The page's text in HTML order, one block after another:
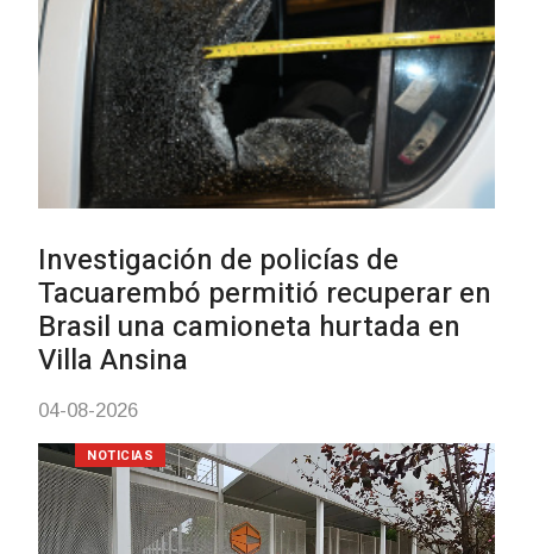
01-08-2026
Inauguran Destacamento de la
Republicana en Durazno
31-07-2026
NOTICIAS